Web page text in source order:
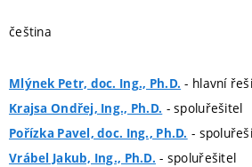
čeština
Mlýnek Petr, doc. Ing., Ph.D. - hlavní
Krajsa Ondřej, Ing., Ph.D. - spoluřešitel
Pořízka Pavel, doc. Ing., Ph.D. -
Vrábel Jakub, Ing., Ph.D. - spoluřešitel